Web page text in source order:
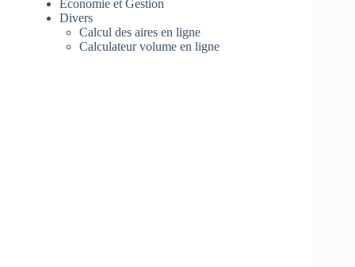
Economie et Gestion
Divers
Calcul des aires en ligne
Calculateur volume en ligne